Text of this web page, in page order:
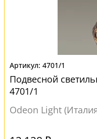
4701/1
Подвесной
4701/1
Odeon Light